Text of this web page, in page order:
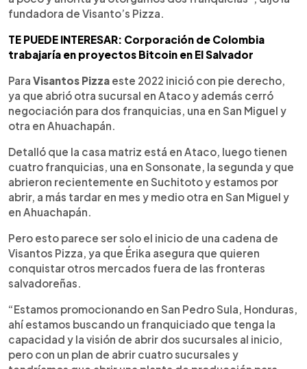
fundadora de Visanto’s Pizza.
TE PUEDE INTERESAR: Corporación de Colombia
trabajaría en proyectos Bitcoin en El Salvador
Para Visantos Pizza este 2022 inició con pie derecho,
ya que abrió otra sucursal en Ataco y además cerró
negociación para dos franquicias, una en San Miguel y
otra en Ahuachapán.
Detalló que la casa matriz está en Ataco, luego tienen
cuatro franquicias, una en Sonsonate, la segunda y que
abrieron recientemente en Suchitoto y estamos por
abrir, a más tardar en mes y medio otra en San Miguel y
en Ahuachapán.
Pero esto parece ser solo el inicio de una cadena de
Visantos Pizza, ya que Érika asegura que quieren
conquistar otros mercados fuera de las fronteras
salvadoreñas.
“Estamos promocionando en San Pedro Sula, Honduras,
ahí estamos buscando un franquiciado que tenga la
capacidad y la visión de abrir dos sucursales al inicio,
pero con un plan de abrir cuatro sucursales y